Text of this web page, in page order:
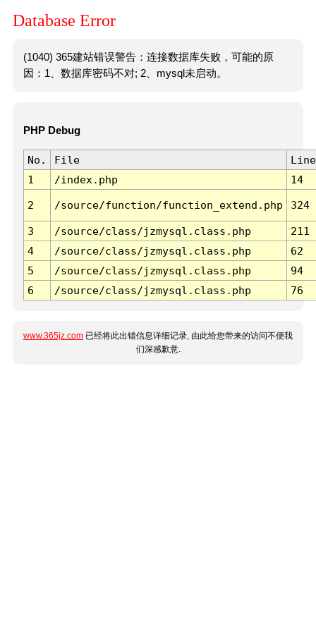
Database Error
(1040) 365建站错误警告：连接数据库失败，可能的原
因：1、数据库密码不对; 2、mysql未启动。
PHP Debug
No. File
Line
1
/index.php 14
2 /source/function/function_extend.php 324
3 /source/class/jzmysql.class.php
211
4
/source/class/jzmysql.class.php
62
5
/source/class/jzmysql.class.php
94
6
/source/class/jzmysql.class.php 76
www.365jz.com 已经将此出错信息详细记录, 由此给您带来的访问不便我
们深感歉意.